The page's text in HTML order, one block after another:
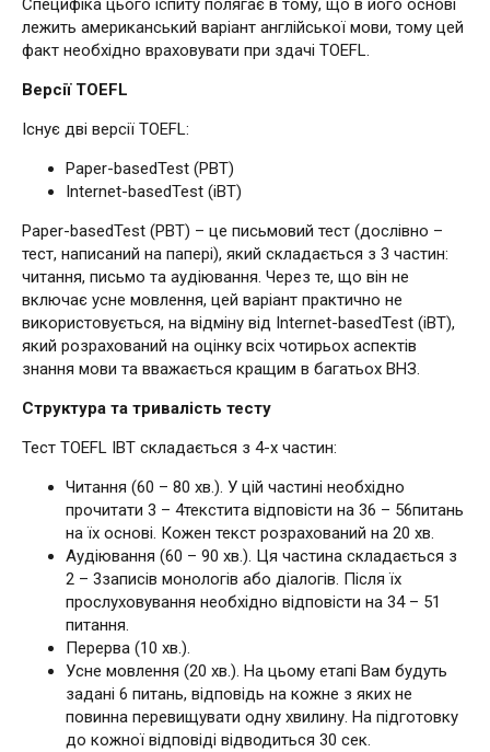
Специфіка цього іспиту полягає в тому, що в його основі
лежить американський варіант англійської мови, тому цей
факт необхідно враховувати при здачі TOEFL.
Версії TOEFL
Існує дві версії TOEFL:
Paper-basedTest (PBT)
Internet-basedTest (iBT)
Paper-basedTest (PBT) – це письмовий тест (дослівно –
тест, написаний на папері), який складається з 3 частин:
читання, письмо та аудіювання. Через те, що він не
включає усне мовлення, цей варіант практично не
використовується, на відміну від Internet-basedTest (iBT),
який розрахований на оцінку всіх чотирьох аспектів
знання мови та вважається кращим в багатьох ВНЗ.
Структура та тривалість тесту
Тест TOEFL ІВТ складається з 4-х частин:
Читання (60 – 80 хв.). У цій частині необхідно
прочитати 3 – 4текстита відповісти на 36 – 56питань
на їх основі. Кожен текст розрахований на 20 хв.
Аудіювання (60 – 90 хв.). Ця частина складається з
2 – 3записів монологів або діалогів. Після їх
прослуховування необхідно відповісти на 34 – 51
питання.
Перерва (10 хв.).
Усне мовлення (20 хв.). На цьому етапі Вам будуть
задані 6 питань, відповідь на кожне з яких не
повинна перевищувати одну хвилину. На підготовку
до кожної відповіді відводиться 30 сек.